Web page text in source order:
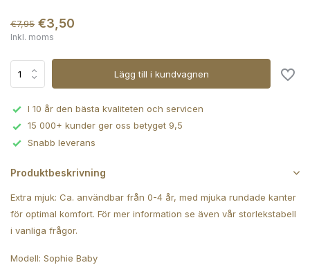
€7,95 €3,50
Inkl. moms
Lägg till i kundvagnen
I 10 år den bästa kvaliteten och servicen
15 000+ kunder ger oss betyget 9,5
Snabb leverans
Produktbeskrivning
Extra mjuk: Ca. användbar från 0-4 år, med mjuka rundade kanter
för optimal komfort. För mer information se även vår storlekstabell
i vanliga frågor.
Modell: Sophie Baby